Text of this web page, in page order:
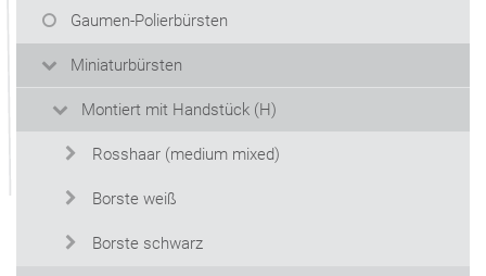
Gaumen-Polierbürsten
Miniaturbürsten
Montiert mit Handstück (H)
Rosshaar (medium mixed)
Borste weiß
Borste schwarz